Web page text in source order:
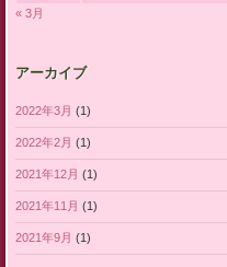
« 3月
アーカイブ
2022年3月 (1)
2022年2月 (1)
2021年12月 (1)
2021年11月 (1)
2021年9月 (1)